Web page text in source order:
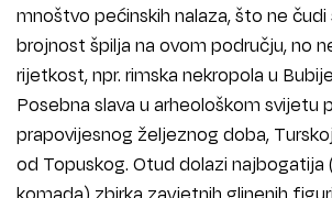
mnoštvo pećinskih nalaza, što ne čudi
brojnost špilja na ovom području, no
rijetkost, npr. rimska nekropola u
Posebna slava u arheološkom svijetu
prapovijesnog željeznog doba,
od Topuskog. Otud dolazi